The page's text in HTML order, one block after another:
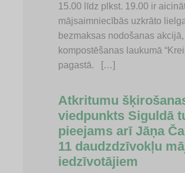
15.00 līdz plkst. 19.00 ir
mājsaimniecībās uzkrāto
bezmaksas nodošanas
kompostēšanas laukumā
pagastā. […]
Atkritumu
viedpunkts Siguldā
pieejams arī Jāņa
11 daudzdzīvokļu
iedzīvotājiem